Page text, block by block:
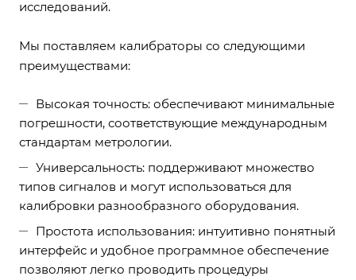
исследований.
Мы поставляем калибраторы со следующими
преимуществами:
Высокая точность: обеспечивают минимальные
погрешности, соответствующие международным
стандартам метрологии.
Универсальность: поддерживают множество
типов сигналов и могут использоваться для
калибровки разнообразного оборудования.
Простота использования: интуитивно понятный
интерфейс и удобное программное обеспечение
позволяют легко проводить процедуры